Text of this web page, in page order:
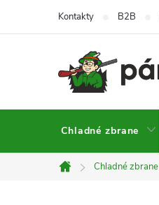
Kontakty B2B
Chladné zbrane
Domov
Chladné zbrane